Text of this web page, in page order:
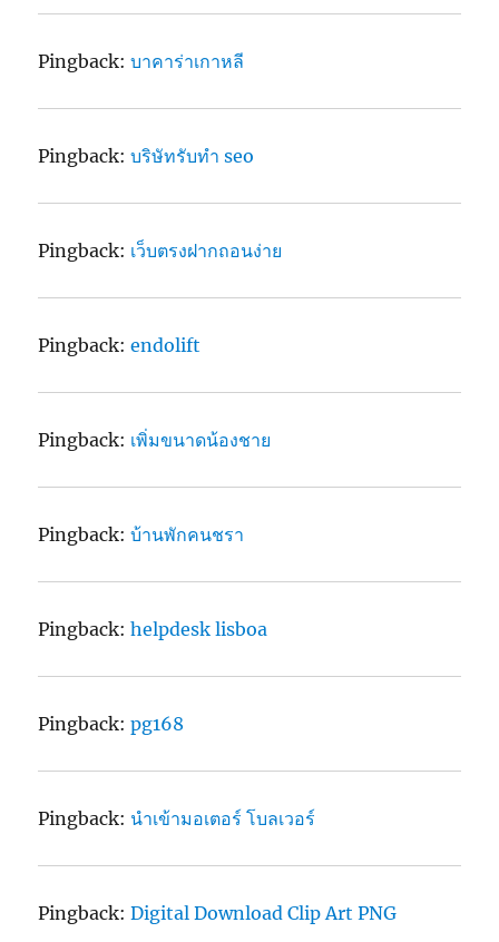
Pingback:บาคาร่าเกาหลี
Pingback:บริษัทรับทำ seo
Pingback: เว็บตรงฝากถอนง่าย
Pingback:endolift
Pingback: เพิ่มขนาดน้องชาย
Pingback:บ้านพักคนชรา
Pingback:helpdesk lisboa
Pingback:pg168
Pingback: นำเข้ามอเตอร์ โบลเวอร์
Pingback:Digital Download Clip Art PNG